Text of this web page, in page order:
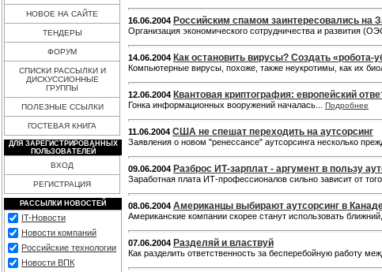
НОВОЕ НА САЙТЕ
ТЕНДЕРЫ
ФОРУМ
СПИСКИ РАССЫЛКИ И
ДИСКУССИОННЫЕ
ГРУППЫ
ПОЛЕЗНЫЕ ССЫЛКИ
ГОСТЕВАЯ КНИГА
ДЛЯ ЗАРЕГИСТРИРОВАННЫХ
ПОЛЬЗОВАТЕЛЕЙ
ВХОД
РЕГИСТРАЦИЯ
РАССЫЛКИ НОВОСТЕЙ
IT-Новости
Новости компаний
Российские технологии
Новости ВПК
16.06.2004 Российским спамом заинтересовались на
Организация экономического сотрудничества и развития
14.06.2004 Как остановить вирусы? Создать «робота-
Компьютерные вирусы, похоже, также неукротимы, как их
12.06.2004 Квантовая криптография: европейский
Гонка информационных вооружений началась... Подробнее
11.06.2004 США не спешат переходить на аутсорсинг
Заявления о новом "ренессансе" аутсорсинга несколько
09.06.2004 Разброс ИТ-зарплат - аргумент в пользу
Заработная плата ИТ-профессионалов сильно зависит от
08.06.2004 Американцы выбирают аутсорсинг в
Американские компании скорее станут использовать
07.06.2004 Разделяй и властвуй
Как разделить ответственность за бесперебойную работу